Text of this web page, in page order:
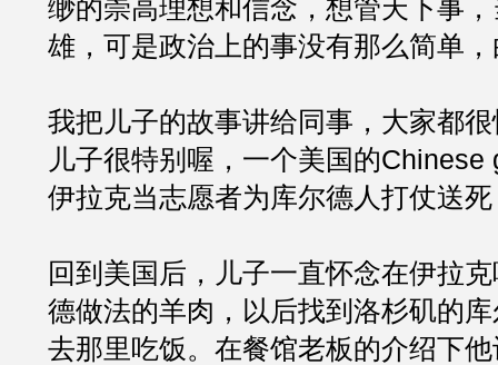
缈的崇高理想和信念，想管天下事
雄，可是政治上的事没有那么简单
我把儿子的故事讲给同事，大家都
儿子很特别喔，一个美国的Chinese
伊拉克当志愿者为库尔德人打仗送
回到美国后，儿子一直怀念在伊拉
德做法的羊肉，以后找到洛杉矶的
去那里吃饭。在餐馆老板的介绍下